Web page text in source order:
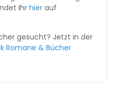
Ihrhier auf
gesucht? Jetzt in der
Romane & Bücher